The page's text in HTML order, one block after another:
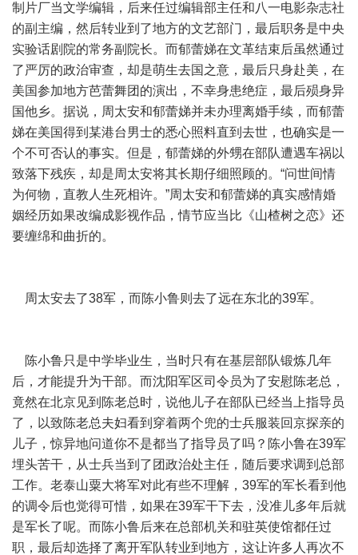
制片厂当文学编辑，后来任过编辑部主任和八一电影杂志社
的副主编，然后转业到了地方的文艺部门，最后职务是中央
实验话剧院的常务副院长。而郁蕾娣在文革结束后虽然通过
了严厉的政治审查，却是萌生去国之意，最后只身赴美，在
美国参加地方芭蕾舞团的演出，不幸身患绝症，最后殒身异
国他乡。据说，周太安和郁蕾娣并未办理离婚手续，而郁蕾
娣在美国得到某港台男士的悉心照料直到去世，也确实是一
个不可否认的事实。但是，郁蕾娣的外甥在部队遭遇车祸以
致落下残疾，却是周太安将其长期仔细照顾的。“问世间情
为何物，直教人生死相许。”周太安和郁蕾娣的真实感情婚
姻经历如果改编成影视作品，情节应当比《山楂树之恋》还
要缠绵和曲折的。
周太安去了38军，而陈小鲁则去了远在东北的39军。
陈小鲁只是中学毕业生，当时只有在基层部队锻炼几年
后，才能提升为干部。而沈阳军区司令员为了安慰陈老总，
竟然在北京见到陈老总时，说他儿子在部队已经当上指导员
了，以致陈老总夫妇看到穿着两个兜的士兵服装回京探亲的
儿子，惊异地问道你不是都当了指导员了吗？陈小鲁在39军
埋头苦干，从士兵当到了团政治处主任，随后要求调到总部
工作。老泰山粟大将军对此有些不理解，39军的军长看到他
的调令后也觉得可惜，如果在39军干下去，没准儿多年后就
是军长了呢。而陈小鲁后来在总部机关和驻英使馆都任过
职，最后却选择了离开军队转业到地方，这让许多人再次不